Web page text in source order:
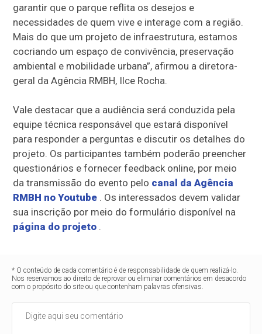
garantir que o parque reflita os desejos e
necessidades de quem vive e interage com a região.
Mais do que um projeto de infraestrutura, estamos
cocriando um espaço de convivência, preservação
ambiental e mobilidade urbana”, afirmou a diretora-
geral da Agência RMBH, Ilce Rocha.
Vale destacar que a audiência será conduzida pela
equipe técnica responsável que estará disponível
para responder a perguntas e discutir os detalhes do
projeto. Os participantes também poderão preencher
questionários e fornecer feedback online, por meio
da transmissão do evento pelo canal da Agência
RMBH no Youtube . Os interessados devem validar
sua inscrição por meio do formulário disponível na
página do projeto .
* O conteúdo de cada comentário é de responsabilidade de quem realizá-lo.
Nos reservamos ao direito de reprovar ou eliminar comentários em desacordo
com o propósito do site ou que contenham palavras ofensivas.